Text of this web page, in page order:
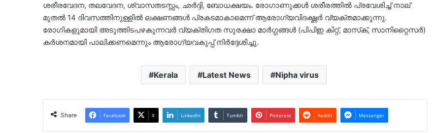
ശരീരവേദന, തലവേദന, ശ്വാസതടസ്സം, ഛർദ്ദി, ബോധക്ഷയം. രോഗാണുക്കൾ ശരീരത്തിൽ പ്രവേശിച്ച് നാല്
മുതൽ 14 ദിവസത്തിനുള്ളിൽ ലക്ഷണങ്ങൾ പ്രകടമാകാമെന്ന് ആരോഗ്യവിദഗ്ദ്ധർ വ്യക്തമാക്കുന്നു.
രോഗികളുമായി അടുത്തിടപഴകുന്നവർ വ്യക്തിഗത സുരക്ഷാ മാർഗ്ഗങ്ങൾ (പിപിഇ കിറ്റ്, മാസ്‌ക്, സാനിറ്റൈസർ)
കർശനമായി പാലിക്കണമെന്നും ആരോഗ്യവകുപ്പ് നിർദ്ദേശിച്ചു.
Kerala Latest News Nipha virus
Share Facebook X LinkedIn Tumblr Pinterest Reddit Messenger